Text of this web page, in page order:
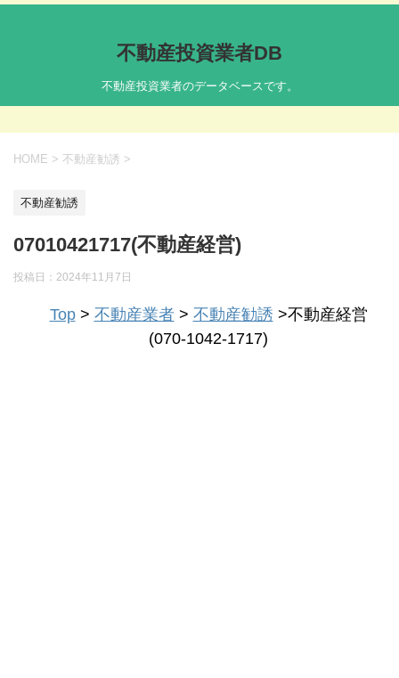
不動産投資業者DB
不動産投資業者のデータベースです。
HOME > 不動産勧誘 >
不動産勧誘
07010421717(不動産経営)
投稿日： 2024年11月7日
Top> 不動産業者> 不動産勧誘 >不動産経営
(070-1042-1717)